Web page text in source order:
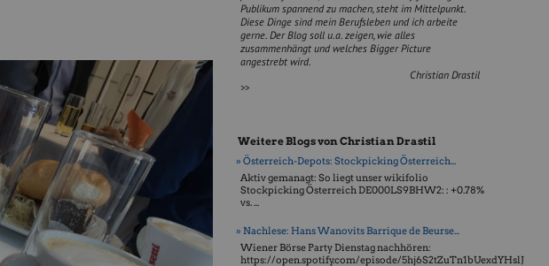
Publikum spannend zu machen, steht im Mittelpunkt.
Diese Dinge sind mein Berufsleben und ich arbeite
gerne. Der Blog soll u.a. zeigen, wie alles
zusammenhängt und welches Bigger Picture
angestrebt wird.
Christian Drastil
>>
Weitere Blogs von Christian Drastil
» Österreich-Depots: Stockpicking Österreich...
Aktiv gemanagt: So liegt unser wikifolio
Stockpicking Öster­reich DE000LS9BHW2: : +0.78%
vs. ...
» Nachlese: Hans Wanovits Barrique de Beurse...
Wiener Börse Party Dienstag nachhören:
https://open.spotify.com/episode/5hj6S2tZuTn1bUexdYHslJ